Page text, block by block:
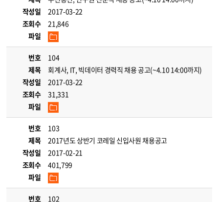
작성일
2017-03-22
조회수
21,846
파일
번호
104
제목
회계사, IT, 빅데이터 경력직 채용 공고(~4.10 14:00까지)
작성일
2017-03-22
조회수
31,331
파일
번호
103
제목
2017년도 상반기 코레일 신입사원 채용공고
작성일
2017-02-21
조회수
401,799
파일
번호
102